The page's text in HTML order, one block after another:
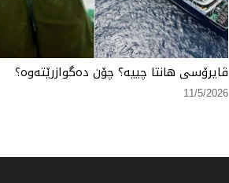
ڤایرۆسی هانتا چییە؟ چۆن دەگوازرێتەوە؟
11/5/2026